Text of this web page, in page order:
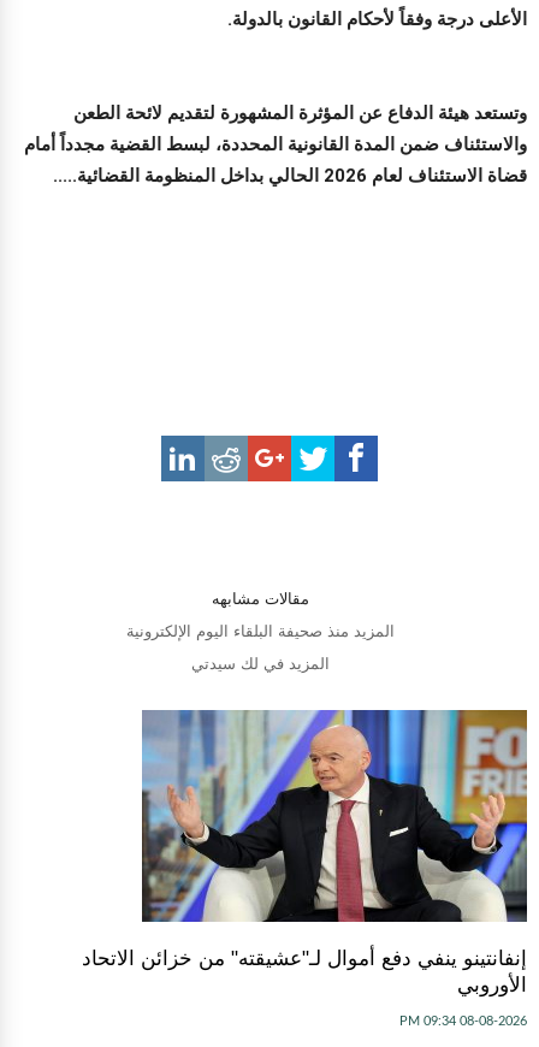
الأعلى درجة وفقاً لأحكام القانون بالدولة.
وتستعد هيئة الدفاع عن المؤثرة المشهورة لتقديم لائحة الطعن
والاستئناف ضمن المدة القانونية المحددة، لبسط القضية مجدداً أمام
قضاة الاستئناف لعام 2026 الحالي بداخل المنظومة القضائية.....
مقالات مشابهه
المزيد منذ صحيفة البلقاء اليوم الإلكترونية
المزيد في لك سيدتي
إنفانتينو ينفي دفع أموال لـ"عشيقته" من خزائن الاتحاد
الأوروبي
08-08-2026 09:34 PM